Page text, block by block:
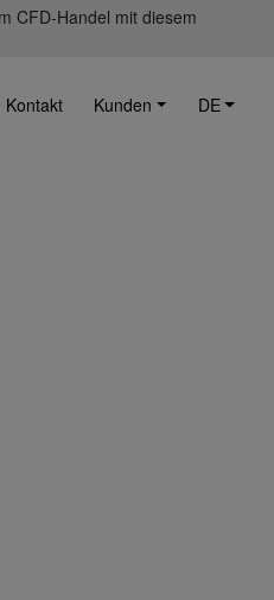
CFD-Handel mit diesem
Kontakt Kunden DE